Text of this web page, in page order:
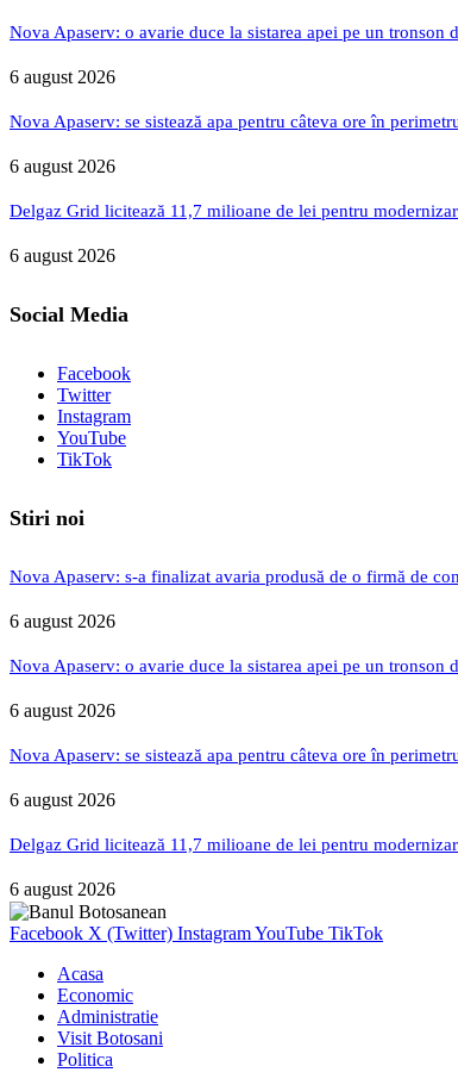
Nova Apaserv: o avarie duce la sistarea apei pe un tronson
6 august 2026
Nova Apaserv: se sistează apa pentru câteva ore în
6 august 2026
Delgaz Grid licitează 11,7 milioane de lei pentru
6 august 2026
Social Media
Facebook
Twitter
Instagram
YouTube
TikTok
Stiri noi
Nova Apaserv: s-a finalizat avaria produsă de o firmă de
6 august 2026
Nova Apaserv: o avarie duce la sistarea apei pe un tronson
6 august 2026
Nova Apaserv: se sistează apa pentru câteva ore în
6 august 2026
Delgaz Grid licitează 11,7 milioane de lei pentru
6 august 2026
Facebook X (Twitter) InstagramYouTube TikTok
Acasa
Economic
Administratie
Visit Botosani
Politica